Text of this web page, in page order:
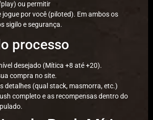
ou permitir
jogue por você (piloted). Em ambos os
sigilo e segurança.
processo
desejado (Mítica +8 até +20).
compra no site.
detalhes (qual stack, masmorra, etc.)
completo e as recompensas dentro do